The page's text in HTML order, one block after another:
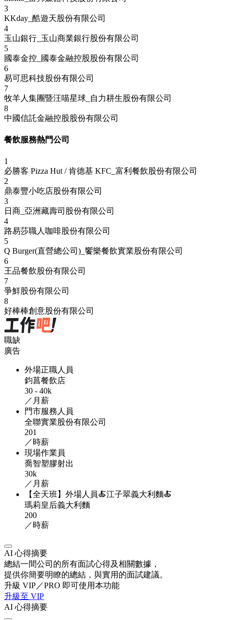
3
KKday_酷遊天股份有限公司
4
玉山銀行_玉山商業銀行股份有限公司
5
國泰金控_國泰金融控股股份有限公司
6
易可思科技股份有限公司
7
牧羊人集團暨汪喵星球_自力耕生股份有限公司
8
中國信託金融控股股份有限公司
餐飲服務熱門公司
1
必勝客 Pizza Hut / 肯德基 KFC_富利餐飲股份有限公司
2
鼎泰豐小吃店股份有限公司
3
日商_亞洲藏壽司股份有限公司
4
路易莎職人咖啡股份有限公司
5
Q Burger(直營總公司)_饗樂餐飲實業股份有限公司
6
王品餐飲股份有限公司
7
爭鮮股份有限公司
8
好棒棒創意股份有限公司
職缺
廣告
外場正職人員
鈞菖餐飲店
30 - 40k
／月薪
門市服務人員
全聯實業股份有限公司
201
／時薪
現場作業員
喬智塑膠射出
30k
／月薪
【全天班】外場人員🍝江子翠義大利麵🍝
瑪莉皇后義大利麵
200
／時薪
AI 心得摘要
總結一間公司的所有面試心得及相關數據，
提供你簡要明瞭的總結，與實用的面試建議。
升級 VIP／PRO 即可使用本功能
升級至 VIP
AI 心得摘要